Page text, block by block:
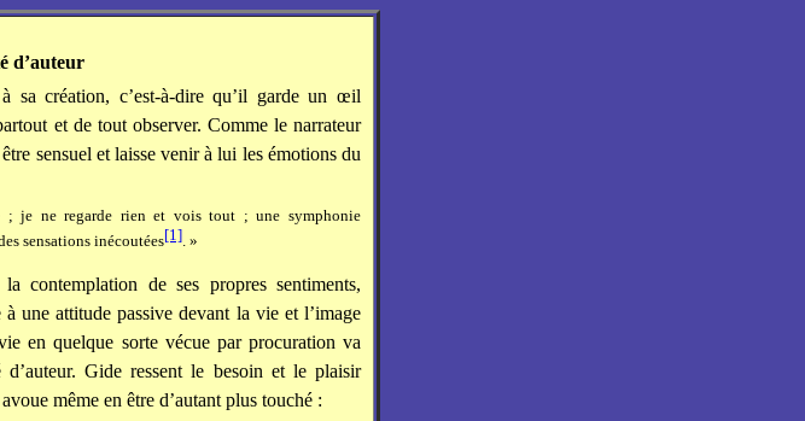
d’auteur
sa création, c’est-à-dire qu’il garde un œil
et de tout observer. Comme le narrateur
sensuel et laisse venir à lui les émotions du
; je ne regarde rien et vois tout ; une symphonie
sensations inécoutées[1]. »
contemplation de ses propres sentiments,
une attitude passive devant la vie et l’image
en quelque sorte vécue par procuration va
Gide ressent le besoin et le plaisir
même en être d’autant plus touché :